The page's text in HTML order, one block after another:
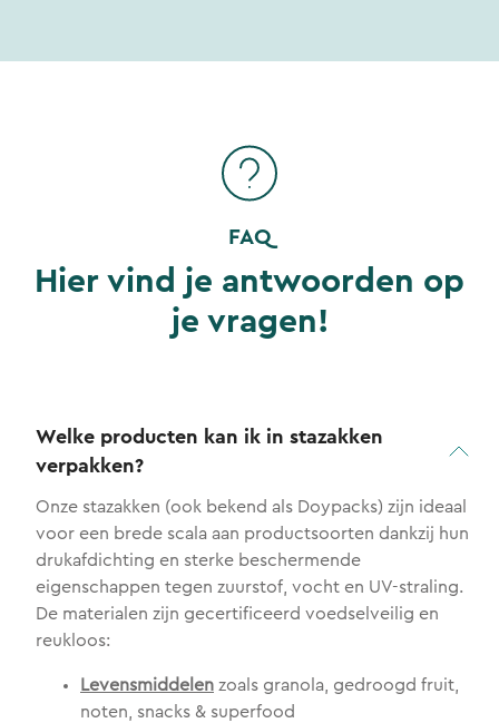
FAQ
Hier vind je antwoorden op
je vragen!
Welke producten kan ik in stazakken
verpakken?
Onze stazakken (ook bekend als Doypacks) zijn ideaal
voor een brede scala aan productsoorten dankzij hun
drukafdichting en sterke beschermende
eigenschappen tegen zuurstof, vocht en UV-straling.
De materialen zijn gecertificeerd voedselveilig en
reukloos:
Levensmiddelen zoals granola, gedroogd fruit,
noten, snacks & superfood